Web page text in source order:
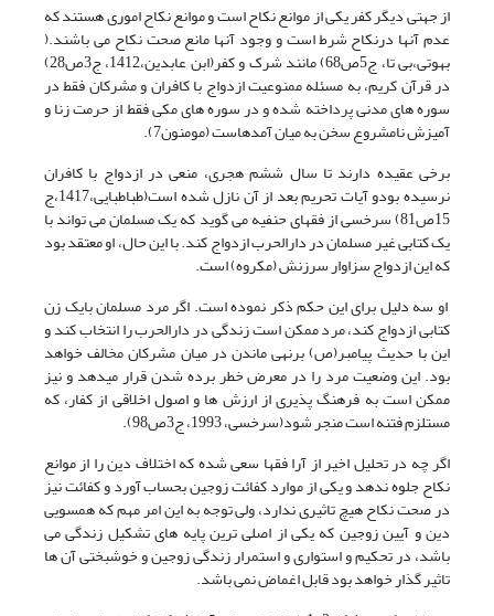
از جهتی دیگر کفر یکی از موانع نکاح است و موانع نکاح اموری هستند که
عدم آنها درنکاح شرط است و وجود آنها مانع صحت نکاح می باشند.(
بهوتی،بی تا، ج5ص68) مانند شرک و کفر(ابن عابدین،1412، ج3ص28)
در قرآن کریم، به مسئله ممنوعیت ازدواج با کافران و مشرکان فقط در
سوره های مدنی پرداخته شده و در سوره های مکی فقط از حرمت زنا و
آمیزش نامشروع سخن به میان آمدهاست (مومنون7).
برخی عقیده دارند تا سال ششم هجری، منعی در ازدواج با کافران
نرسیده بودو آیات تحریم بعد از آن نازل شده است(طباطبایی،1417،ج
15ص81) سرخسی از فقهای حنفیه می گوید که یک مسلمان می تواند با
یک کتابی غیر مسلمان در دارالحرب ازدواج کند. با این حال، او معتقد بود
که این ازدواج سزاوار سرزنش (مکروه) است.
او سه دلیل برای این حکم ذکر نموده است. اگر مرد مسلمان بایک زن
کتابی ازدواج کند، مرد ممکن است زندگی در دارالحرب را انتخاب کند و
این با حدیث پیامبر(ص) برنهی ماندن در میان مشرکان مخالف خواهد
بود. این وضعیت مرد را در معرض خطر برده شدن قرار میدهد و نیز
ممکن است به فرهنگ پذیری از ارزش ها و اصول اخلاقی از کفار، که
مستلزم فتنه است منجر شود(سرخسی، 1993، ج3ص98).
اگر چه در تحلیل اخیر از آرا فقها سعی شده که اختلاف دین را از موانع
نکاح جلوه ندهد و یکی از موارد کفائت زوجین بحساب آورد و کفائت نیز
در صحت نکاح هیچ تاثیری ندارد، ولی توجه به این امر مهم که همسویی
دین و آیین زوجین که یکی از اصلی ترین پایه های تشکیل زندگی می
باشد، در تحکیم و استواری و استمرار زندگی زوجین و خوشبختی آن ها
تاثیر گذار خواهد بود قابل اغماض نمی باشد.